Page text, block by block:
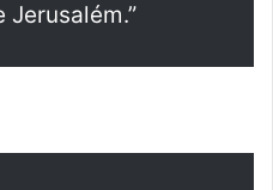
Jerusalém.”